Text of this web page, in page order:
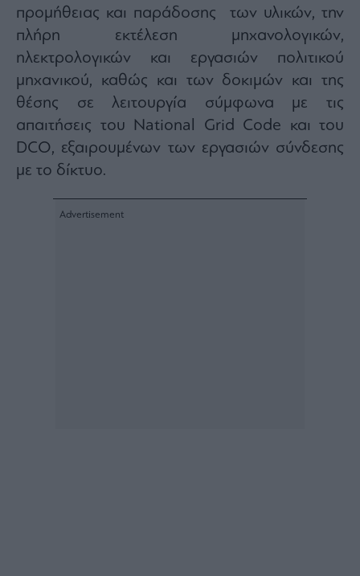
προμήθειας και παράδοσης των υλικών, την
πλήρη εκτέλεση μηχανολογικών,
ηλεκτρολογικών και εργασιών πολιτικού
μηχανικού, καθώς και των δοκιμών και της
θέσης σε λειτουργία σύμφωνα με τις
απαιτήσεις του National Grid Code και του
DCO, εξαιρουμένων των εργασιών σύνδεσης
με το δίκτυο.